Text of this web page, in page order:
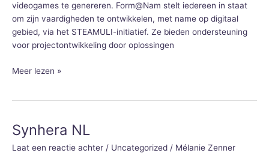
videogames te genereren. Form@Nam stelt iedereen in staat
om zijn vaardigheden te ontwikkelen, met name op digitaal
gebied, via het STEAMULI-initiatief. Ze bieden ondersteuning
voor projectontwikkeling door oplossingen
Meer lezen »
Synhera NL
Laat een reactie achter / Uncategorized / Mélanie Zenner
Synhera
NL